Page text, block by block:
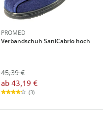
PROMED
Verbandschuh SaniCabrio hoch
45,39 €
ab 43,19 €
(3)